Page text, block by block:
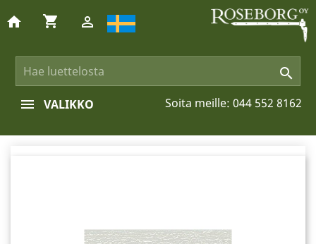

home shopping_cart 
Soita meille: 044 552 8162
VALIKKO